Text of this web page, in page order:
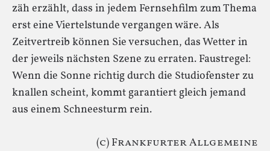
zäh erzählt, dass in jedem Fernsehfilm zum Thema
erst eine Viertelstunde vergangen wäre. Als
Zeitvertreib können Sie versuchen, das Wetter in
der jeweils nächsten Szene zu erraten. Faustregel:
Wenn die Sonne richtig durch die Studiofenster zu
knallen scheint, kommt garantiert gleich jemand
aus einem Schneesturm rein.
(c) Frankfurter Allgemeine